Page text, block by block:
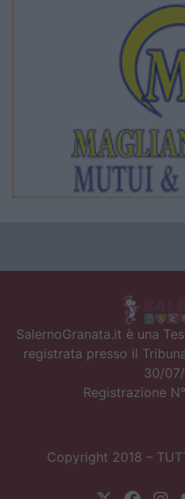
SalernoGranata.it è una
registrata presso il
30/
Registrazione
Copyright 2018 –